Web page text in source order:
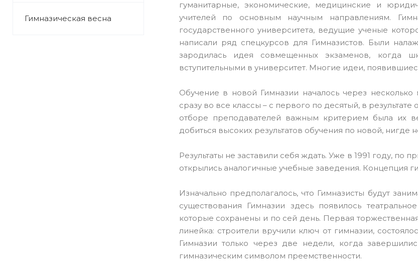
Гимназическая весна
гуманитарные, экономические, медицинские и
учителей по основным научным направлениям.
государственного университета, ведущие ученые
написали ряд спецкурсов для Гимназистов. Были
зародилась идея совмещенных экзаменов, когда
вступительными в университет. Многие идеи,
Обучение в новой Гимназии началось через
сразу во все классы – с первого по десятый, в
отборе преподавателей важным критерием была их
добиться высоких результатов обучения по новой,
Результаты не заставили себя ждать. Уже в 1991 году,
открылись аналогичные учебные заведения. Концепция
Изначально предполагалось, что Гимназисты будут
существования Гимназии здесь появилось
которые сохранены и по сей день. Первая
линейка: строители вручили ключ от гимназии,
Гимназии только через две недели, когда
гимназическим символом преемственности.